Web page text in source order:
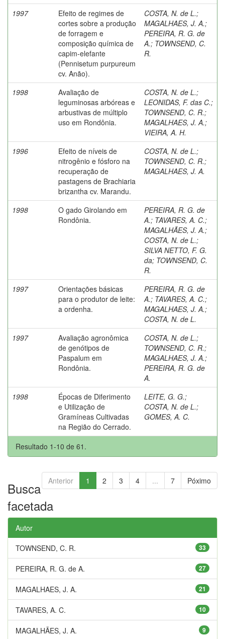
1997
Efeito de regimes de
cortes sobre a produção
de forragem e
composição química de
capim-elefante
(Pennisetum purpureum
cv. Anão).
COSTA, N. de L.;
MAGALHAES, J. A.;
PEREIRA, R. G. de
A.; TOWNSEND, C.
R.
1998
Avaliação de
leguminosas arbóreas e
arbustivas de múltiplo
uso em Rondônia.
COSTA, N. de L.;
LEONIDAS, F. das C.;
TOWNSEND, C. R.;
MAGALHAES, J. A.;
VIEIRA, A. H.
1996
Efeito de níveis de
nitrogênio e fósforo na
recuperação de
pastagens de Brachiaria
brizantha cv. Marandu.
COSTA, N. de L.;
TOWNSEND, C. R.;
MAGALHAES, J. A.
1998
O gado Girolando em
Rondônia.
PEREIRA, R. G. de
A.; TAVARES, A. C.;
MAGALHÃES, J. A.;
COSTA, N. de L.;
SILVA NETTO, F. G.
da; TOWNSEND, C.
R.
1997
Orientações básicas
para o produtor de leite:
a ordenha.
PEREIRA, R. G. de
A.; TAVARES, A. C.;
MAGALHAES, J. A.;
COSTA, N. de L.
1997
Avaliação agronômica
de genótipos de
Paspalum em
Rondônia.
COSTA, N. de L.;
TOWNSEND, C. R.;
MAGALHAES, J. A.;
PEREIRA, R. G. de
A.
1998
Épocas de Diferimento
e Utilização de
Gramíneas Cultivadas
na Região do Cerrado.
LEITE, G. G.;
COSTA, N. de L.;
GOMES, A. C.
Resultado 1-10 de 61.
Anterior 1 2 3 4 ... 7 Póximo
Busca
facetada
Autor
33
TOWNSEND, C. R.
27
PEREIRA, R. G. de A.
21
MAGALHAES, J. A.
10
TAVARES, A. C.
9
MAGALHÃES, J. A.